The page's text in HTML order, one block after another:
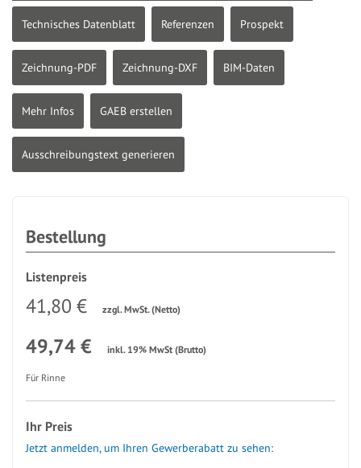
Technisches Datenblatt Referenzen Prospekt
Zeichnung-PDF Zeichnung-DXF BIM-Daten
Mehr Infos GAEB erstellen
Ausschreibungstext generieren
Bestellung
Listenpreis
41,80 € zzgl. MwSt. (Netto)
49,74 € inkl. 19% MwSt (Brutto)
Für Rinne
Ihr Preis
Jetzt anmelden, um Ihren Gewerberabatt zu sehen: